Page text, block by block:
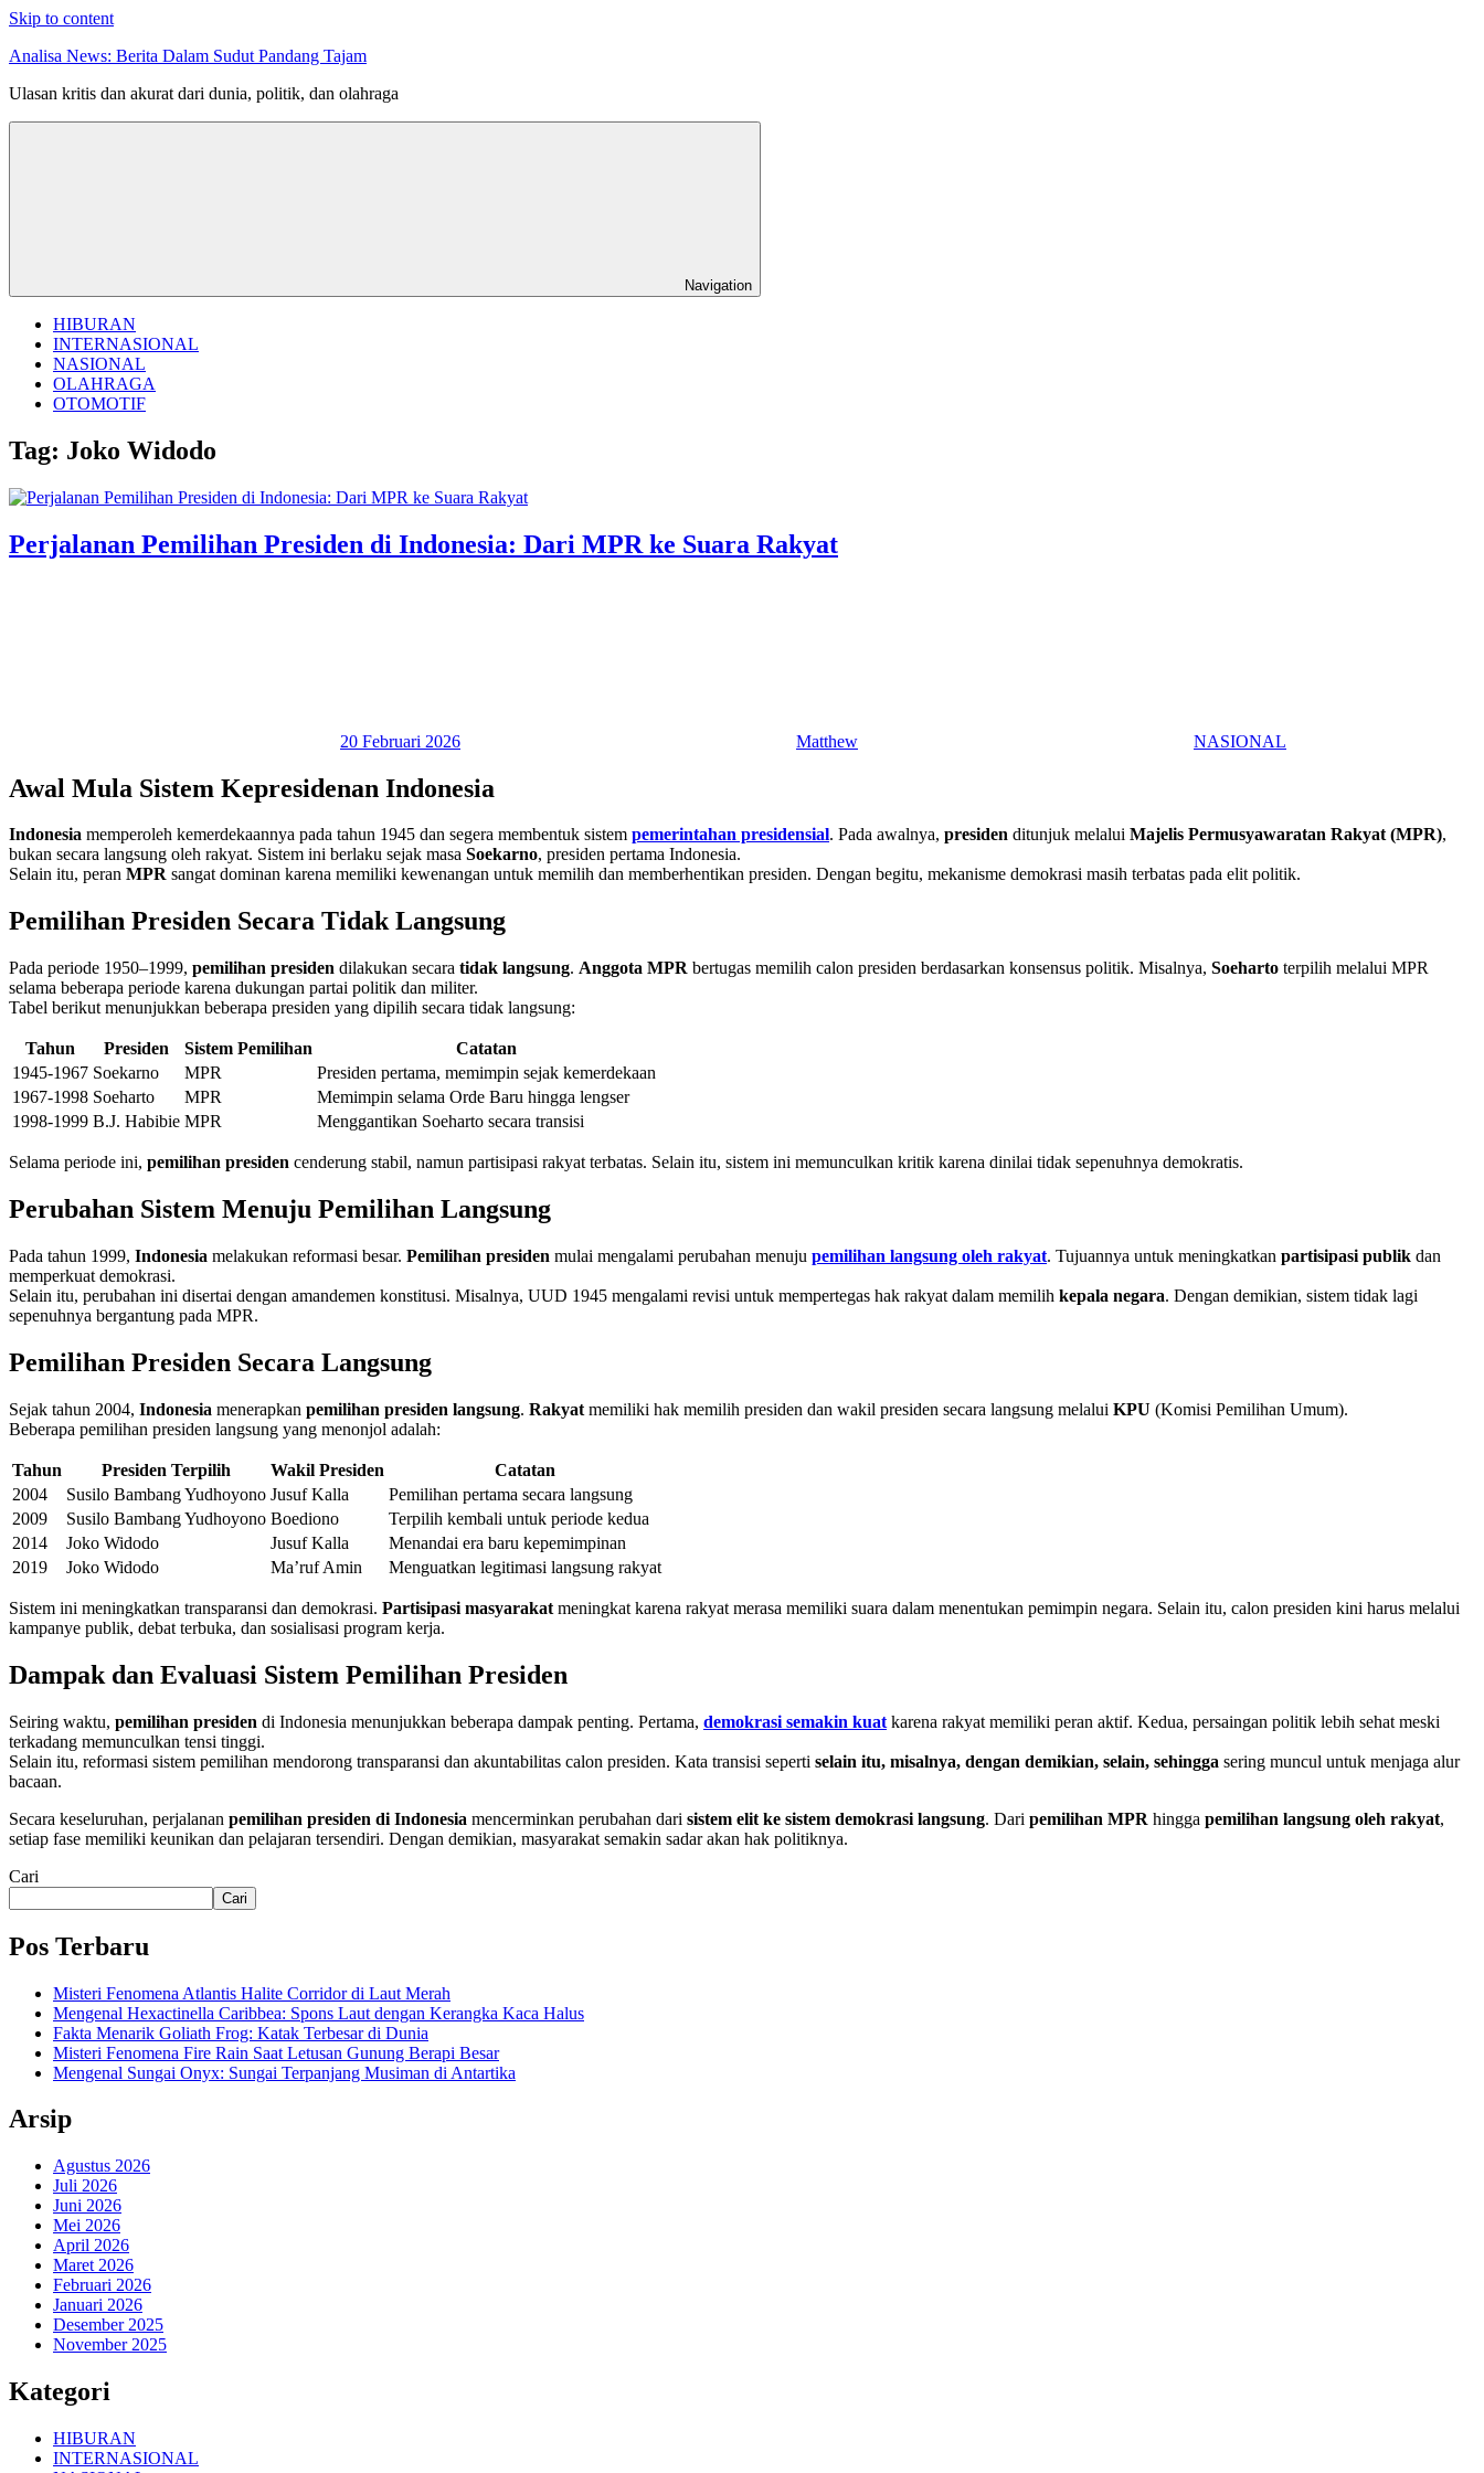
Skip to content
Analisa News: Berita Dalam Sudut Pandang Tajam
Ulasan kritis dan akurat dari dunia, politik, dan olahraga
Navigation
HIBURAN
INTERNASIONAL
NASIONAL
OLAHRAGA
OTOMOTIF
Tag: Joko Widodo
Perjalanan Pemilihan Presiden di Indonesia: Dari MPR ke Suara Rakyat
20 Februari 2026 Matthew NASIONAL
Awal Mula Sistem Kepresidenan Indonesia
Indonesia memperoleh kemerdekaannya pada tahun 1945 dan segera membentuk sistem pemerintahan presidensial. Pada awalnya, presiden ditunjuk melalui Majelis Permusyawaratan Rakyat (MPR),
bukan secara langsung oleh rakyat. Sistem ini berlaku sejak masa Soekarno, presiden pertama Indonesia.
Selain itu, peran MPR sangat dominan karena memiliki kewenangan untuk memilih dan memberhentikan presiden. Dengan begitu, mekanisme demokrasi masih terbatas pada elit politik.
Pemilihan Presiden Secara Tidak Langsung
Pada periode 1950–1999, pemilihan presiden dilakukan secara tidak langsung. Anggota MPR bertugas memilih calon presiden berdasarkan konsensus politik. Misalnya, Soeharto terpilih melalui MPR
selama beberapa periode karena dukungan partai politik dan militer.
Tabel berikut menunjukkan beberapa presiden yang dipilih secara tidak langsung:
Tahun Presiden Sistem Pemilihan
Catatan
1945-1967 Soekarno MPR
Presiden pertama, memimpin sejak kemerdekaan
1967-1998 Soeharto MPR
Memimpin selama Orde Baru hingga lengser
1998-1999 B.J. Habibie MPR Menggantikan Soeharto secara transisi
Selama periode ini, pemilihan presiden cenderung stabil, namun partisipasi rakyat terbatas. Selain itu, sistem ini memunculkan kritik karena dinilai tidak sepenuhnya demokratis.
Perubahan Sistem Menuju Pemilihan Langsung
Pada tahun 1999, Indonesia melakukan reformasi besar. Pemilihan presiden mulai mengalami perubahan menuju pemilihan langsung oleh rakyat. Tujuannya untuk meningkatkan partisipasi publik dan
memperkuat demokrasi.
Selain itu, perubahan ini disertai dengan amandemen konstitusi. Misalnya, UUD 1945 mengalami revisi untuk mempertegas hak rakyat dalam memilih kepala negara. Dengan demikian, sistem tidak lagi
sepenuhnya bergantung pada MPR.
Pemilihan Presiden Secara Langsung
Sejak tahun 2004, Indonesia menerapkan pemilihan presiden langsung. Rakyat memiliki hak memilih presiden dan wakil presiden secara langsung melalui KPU (Komisi Pemilihan Umum).
Beberapa pemilihan presiden langsung yang menonjol adalah:
Tahun Presiden Terpilih Wakil Presiden
Catatan
2004
Susilo Bambang Yudhoyono Jusuf Kalla
Pemilihan pertama secara langsung
2009
Susilo Bambang Yudhoyono Boediono
Terpilih kembali untuk periode kedua
2014
Joko Widodo Jusuf Kalla
Menandai era baru kepemimpinan
2019
Joko Widodo Ma’ruf Amin Menguatkan legitimasi langsung rakyat
Sistem ini meningkatkan transparansi dan demokrasi. Partisipasi masyarakat meningkat karena rakyat merasa memiliki suara dalam menentukan pemimpin negara. Selain itu, calon presiden kini harus melalui
kampanye publik, debat terbuka, dan sosialisasi program kerja.
Dampak dan Evaluasi Sistem Pemilihan Presiden
Seiring waktu, pemilihan presiden di Indonesia menunjukkan beberapa dampak penting. Pertama, demokrasi semakin kuat karena rakyat memiliki peran aktif. Kedua, persaingan politik lebih sehat meski
terkadang memunculkan tensi tinggi.
Selain itu, reformasi sistem pemilihan mendorong transparansi dan akuntabilitas calon presiden. Kata transisi seperti selain itu, misalnya, dengan demikian, selain, sehingga sering muncul untuk menjaga alur
bacaan.
Secara keseluruhan, perjalanan pemilihan presiden di Indonesia mencerminkan perubahan dari sistem elit ke sistem demokrasi langsung. Dari pemilihan MPR hingga pemilihan langsung oleh rakyat,
setiap fase memiliki keunikan dan pelajaran tersendiri. Dengan demikian, masyarakat semakin sadar akan hak politiknya.
Cari
Cari
Pos Terbaru
Misteri Fenomena Atlantis Halite Corridor di Laut Merah
Mengenal Hexactinella Caribbea: Spons Laut dengan Kerangka Kaca Halus
Fakta Menarik Goliath Frog: Katak Terbesar di Dunia
Misteri Fenomena Fire Rain Saat Letusan Gunung Berapi Besar
Mengenal Sungai Onyx: Sungai Terpanjang Musiman di Antartika
Arsip
Agustus 2026
Juli 2026
Juni 2026
Mei 2026
April 2026
Maret 2026
Februari 2026
Januari 2026
Desember 2025
November 2025
Kategori
HIBURAN
INTERNASIONAL